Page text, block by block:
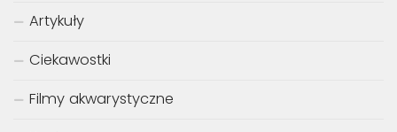
Artykuły
Ciekawostki
Filmy akwarystyczne